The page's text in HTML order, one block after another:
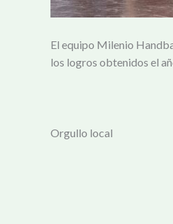
El equipo Milenio
los logros obtenidos el
Orgullo local